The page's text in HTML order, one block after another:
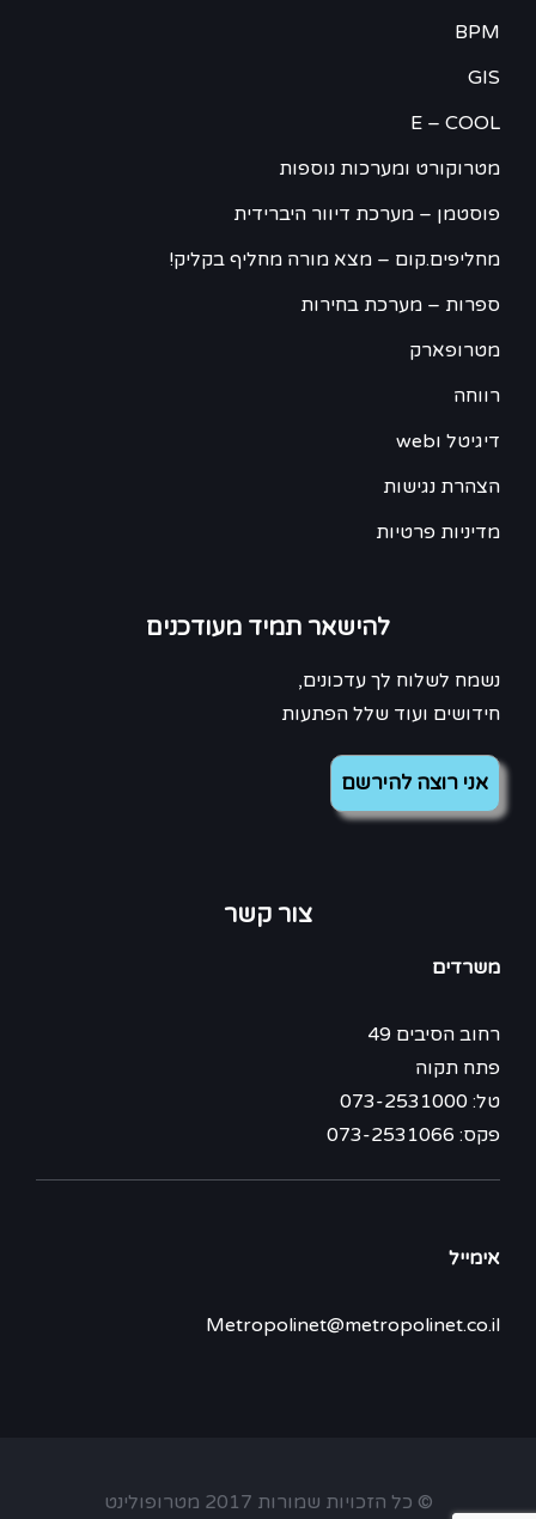
BPM
GIS
E – COOL
מטרוקורט ומערכות נוספות
פוסטמן – מערכת דיוור היברידית
מחליפים.קום – מצא מורה מחליף בקליק!
ספרות – מערכת בחירות
מטרופארק
רווחה
דיגיטל וweb
הצהרת נגישות
מדיניות פרטיות
להישאר תמיד מעודכנים
נשמח לשלוח לך עדכונים,
חידושים ועוד שלל הפתעות
צור קשר
משרדים
רחוב הסיבים 49
פתח תקוה
טל: 073-2531000
פקס: 073-2531066
אימייל
Metropolinet@metropolinet.co.il
© כל הזכויות שמורות 2017 מטרופולינט